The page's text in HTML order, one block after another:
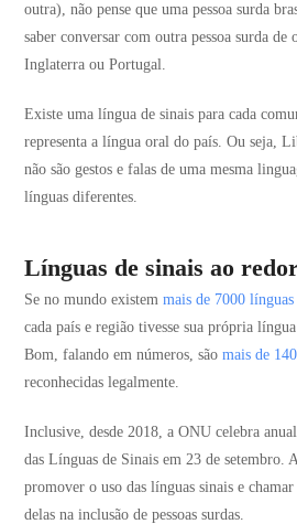
outra), não pense que uma pessoa surda
saber conversar com outra pessoa surda de
Inglaterra ou Portugal.
Existe uma língua de sinais para cada
representa a língua oral do país. Ou seja,
não são gestos e falas de uma mesma
línguas diferentes.
Línguas de sinais ao
Se no mundo existem mais de 7000 línguas
cada país e região tivesse sua própria
Bom, falando em números, são mais de
reconhecidas legalmente.
Inclusive, desde 2018, a ONU celebra
das Línguas de Sinais em 23 de setembro.
promover o uso das línguas sinais e
delas na inclusão de pessoas surdas.